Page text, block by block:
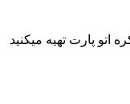
اتو پارت تهیه میکنید